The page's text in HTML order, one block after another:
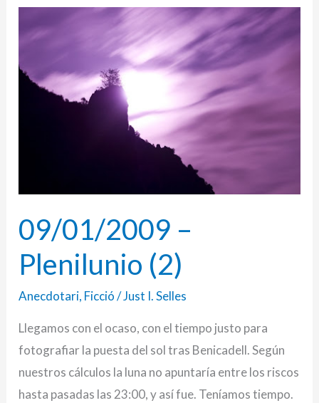
09/01/2009 –
Plenilunio (2)
Anecdotari, Ficció/Just I. Selles
Llegamos con el ocaso, con el tiempo justo para
fotografiar la puesta del sol tras Benicadell. Según
nuestros cálculos la luna no apuntaría entre los riscos
hasta pasadas las 23:00, y así fue. Teníamos tiempo.
–
Plenilunio
(2)